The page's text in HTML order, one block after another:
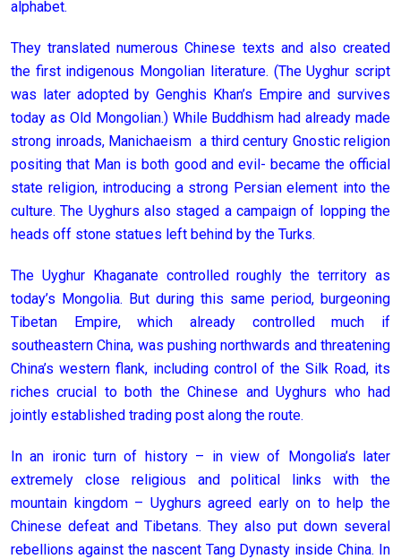
alphabet.
They translated numerous Chinese texts and also created
the first indigenous Mongolian literature. (The Uyghur script
was later adopted by Genghis Khan’s Empire and survives
today as Old Mongolian.) While Buddhism had already made
strong inroads, Manichaeism a third century Gnostic religion
positing that Man is both good and evil- became the official
state religion, introducing a strong Persian element into the
culture. The Uyghurs also staged a campaign of lopping the
heads off stone statues left behind by the Turks.
The Uyghur Khaganate controlled roughly the territory as
today’s Mongolia. But during this same period, burgeoning
Tibetan Empire, which already controlled much if
southeastern China, was pushing northwards and threatening
China’s western flank, including control of the Silk Road, its
riches crucial to both the Chinese and Uyghurs who had
jointly established trading post along the route.
In an ironic turn of history – in view of Mongolia’s later
extremely close religious and political links with the
mountain kingdom – Uyghurs agreed early on to help the
Chinese defeat and Tibetans. They also put down several
rebellions against the nascent Tang Dynasty inside China. In